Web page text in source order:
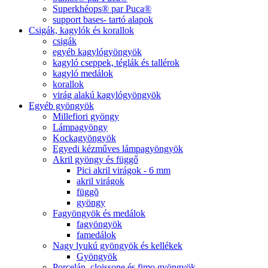
Superkhéops® par Puca®
support bases- tartó alapok
Csigák, kagylók és korallok
csigák
egyéb kagylógyöngyök
kagyló cseppek, téglák és tallérok
kagyló medálok
korallok
virág alakú kagylógyöngyök
Egyéb gyöngyök
Millefiori gyöngy
Lámpagyöngy
Kockagyöngyök
Egyedi kézműves lámpagyöngyök
Akril gyöngy és függő
Pici akril virágok - 6 mm
akril virágok
függõ
gyöngy
Fagyöngyök és medálok
fagyöngyök
famedálok
Nagy lyukú gyöngyök és kellékek
Gyöngyök